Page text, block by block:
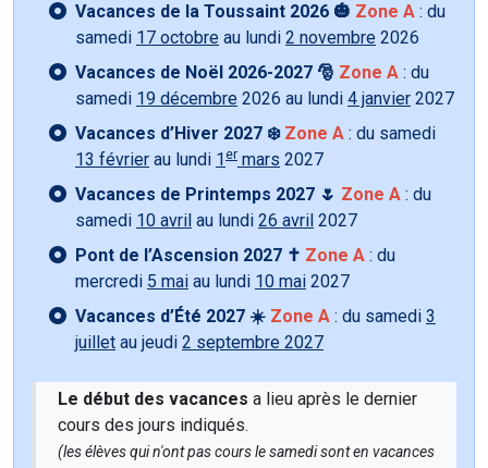
Vacances de la Toussaint 2026 🎃 Zone A : du
samedi 17 octobre au lundi 2 novembre 2026
Vacances de Noël 2026-2027 🎅 Zone A : du
samedi 19 décembre 2026 au lundi 4 janvier 2027
Vacances d’Hiver 2027 ❄️ Zone A : du samedi
13 février au lundi 1 er mars 2027
Vacances de Printemps 2027 🌷 Zone A : du
samedi 10 avril au lundi 26 avril 2027
Pont de l’Ascension 2027 ✝️ Zone A : du
mercredi 5 mai au lundi 10 mai 2027
Vacances d’Été 2027 ☀️ Zone A : du samedi 3
juillet au jeudi 2 septembre 2027
Le début des vacances a lieu après le dernier
cours des jours indiqués.
(les élèves qui n'ont pas cours le samedi sont en vacances